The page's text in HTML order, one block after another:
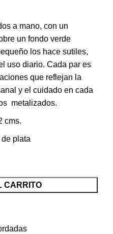
a mano, con un
un fondo verde
los hace sutiles,
uso diario. Cada par es
que reflejan la
y el cuidado en cada
metalizados.
cms.
plata
CARRITO